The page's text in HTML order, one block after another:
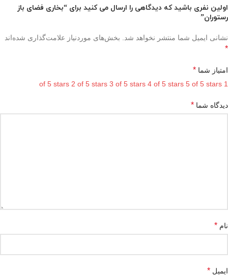
اولین نفری باشید که دیدگاهی را ارسال می کنید برای “بخاری فضای باز
رستوران”
نشانی ایمیل شما منتشر نخواهد شد. بخش‌های موردنیاز علامت‌گذاری شده‌اند
*
امتیاز شما *
1 of 5 stars
2 of 5 stars 3 of 5 stars 4 of 5 stars 5 of 5 stars
دیدگاه شما *
نام *
ایمیل *